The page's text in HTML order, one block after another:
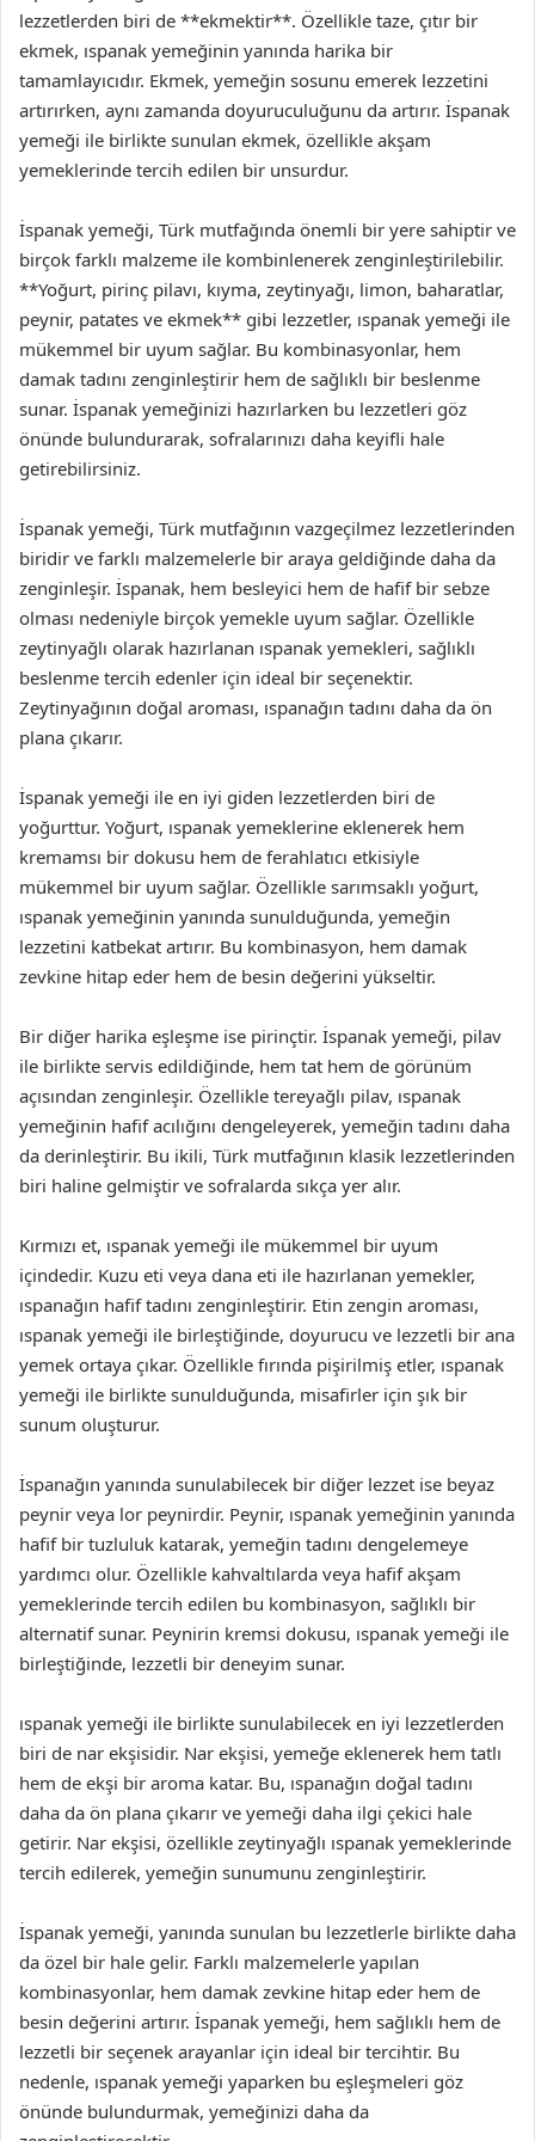
lezzetlerden biri de **ekmektir**. Özellikle taze, çıtır bir
ekmek, ıspanak yemeğinin yanında harika bir
tamamlayıcıdır. Ekmek, yemeğin sosunu emerek lezzetini
artırırken, aynı zamanda doyuruculuğunu da artırır. İspanak
yemeği ile birlikte sunulan ekmek, özellikle akşam
yemeklerinde tercih edilen bir unsurdur.
İspanak yemeği, Türk mutfağında önemli bir yere sahiptir ve
birçok farklı malzeme ile kombinlenerek zenginleştirilebilir.
**Yoğurt, pirinç pilavı, kıyma, zeytinyağı, limon, baharatlar,
peynir, patates ve ekmek** gibi lezzetler, ıspanak yemeği ile
mükemmel bir uyum sağlar. Bu kombinasyonlar, hem
damak tadını zenginleştirir hem de sağlıklı bir beslenme
sunar. İspanak yemeğinizi hazırlarken bu lezzetleri göz
önünde bulundurarak, sofralarınızı daha keyifli hale
getirebilirsiniz.
İspanak yemeği, Türk mutfağının vazgeçilmez lezzetlerinden
biridir ve farklı malzemelerle bir araya geldiğinde daha da
zenginleşir. İspanak, hem besleyici hem de hafif bir sebze
olması nedeniyle birçok yemekle uyum sağlar. Özellikle
zeytinyağlı olarak hazırlanan ıspanak yemekleri, sağlıklı
beslenme tercih edenler için ideal bir seçenektir.
Zeytinyağının doğal aroması, ıspanağın tadını daha da ön
plana çıkarır.
İspanak yemeği ile en iyi giden lezzetlerden biri de
yoğurttur. Yoğurt, ıspanak yemeklerine eklenerek hem
kremamsı bir dokusu hem de ferahlatıcı etkisiyle
mükemmel bir uyum sağlar. Özellikle sarımsaklı yoğurt,
ıspanak yemeğinin yanında sunulduğunda, yemeğin
lezzetini katbekat artırır. Bu kombinasyon, hem damak
zevkine hitap eder hem de besin değerini yükseltir.
Bir diğer harika eşleşme ise pirinçtir. İspanak yemeği, pilav
ile birlikte servis edildiğinde, hem tat hem de görünüm
açısından zenginleşir. Özellikle tereyağlı pilav, ıspanak
yemeğinin hafif acılığını dengeleyerek, yemeğin tadını daha
da derinleştirir. Bu ikili, Türk mutfağının klasik lezzetlerinden
biri haline gelmiştir ve sofralarda sıkça yer alır.
Kırmızı et, ıspanak yemeği ile mükemmel bir uyum
içindedir. Kuzu eti veya dana eti ile hazırlanan yemekler,
ıspanağın hafif tadını zenginleştirir. Etin zengin aroması,
ıspanak yemeği ile birleştiğinde, doyurucu ve lezzetli bir ana
yemek ortaya çıkar. Özellikle fırında pişirilmiş etler, ıspanak
yemeği ile birlikte sunulduğunda, misafirler için şık bir
sunum oluşturur.
İspanağın yanında sunulabilecek bir diğer lezzet ise beyaz
peynir veya lor peynirdir. Peynir, ıspanak yemeğinin yanında
hafif bir tuzluluk katarak, yemeğin tadını dengelemeye
yardımcı olur. Özellikle kahvaltılarda veya hafif akşam
yemeklerinde tercih edilen bu kombinasyon, sağlıklı bir
alternatif sunar. Peynirin kremsi dokusu, ıspanak yemeği ile
birleştiğinde, lezzetli bir deneyim sunar.
ıspanak yemeği ile birlikte sunulabilecek en iyi lezzetlerden
biri de nar ekşisidir. Nar ekşisi, yemeğe eklenerek hem tatlı
hem de ekşi bir aroma katar. Bu, ıspanağın doğal tadını
daha da ön plana çıkarır ve yemeği daha ilgi çekici hale
getirir. Nar ekşisi, özellikle zeytinyağlı ıspanak yemeklerinde
tercih edilerek, yemeğin sunumunu zenginleştirir.
İspanak yemeği, yanında sunulan bu lezzetlerle birlikte daha
da özel bir hale gelir. Farklı malzemelerle yapılan
kombinasyonlar, hem damak zevkine hitap eder hem de
besin değerini artırır. İspanak yemeği, hem sağlıklı hem de
lezzetli bir seçenek arayanlar için ideal bir tercihtir. Bu
nedenle, ıspanak yemeği yaparken bu eşleşmeleri göz
önünde bulundurmak, yemeğinizi daha da